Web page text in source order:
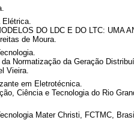
Elétrica.
DO LDC E DO LTC: UMA
de Moura.
Normatização da Geração
Vieira.
em Eletrotécnica.
Ciência e Tecnologia do Rio
Mater Christi, FCTMC,